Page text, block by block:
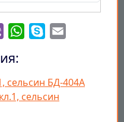
Viber WhatsApp
Skype
cельсин БД-404А
cельсин